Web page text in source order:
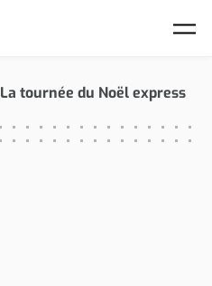
La tournée du Noël express